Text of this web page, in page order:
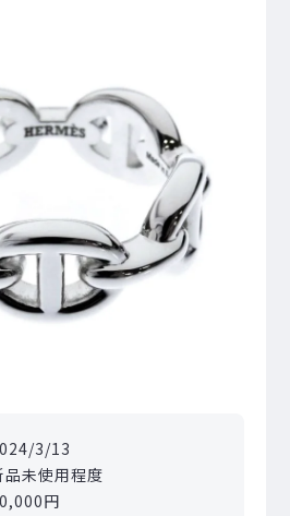
3/13
品未使用程度
円